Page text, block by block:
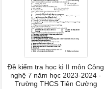
Đề kiểm tra học kì II môn Công
nghệ 7 năm học 2023-2024 -
Trường THCS Tiên Cường